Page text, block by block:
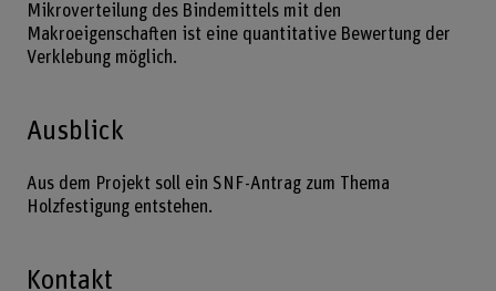
Mikroverteilung des Bindemittels mit den
Makroeigenschaften ist eine quantitative Bewertung der
Verklebung möglich.
Ausblick
Aus dem Projekt soll ein SNF-Antrag zum Thema
Holzfestigung entstehen.
Kontakt